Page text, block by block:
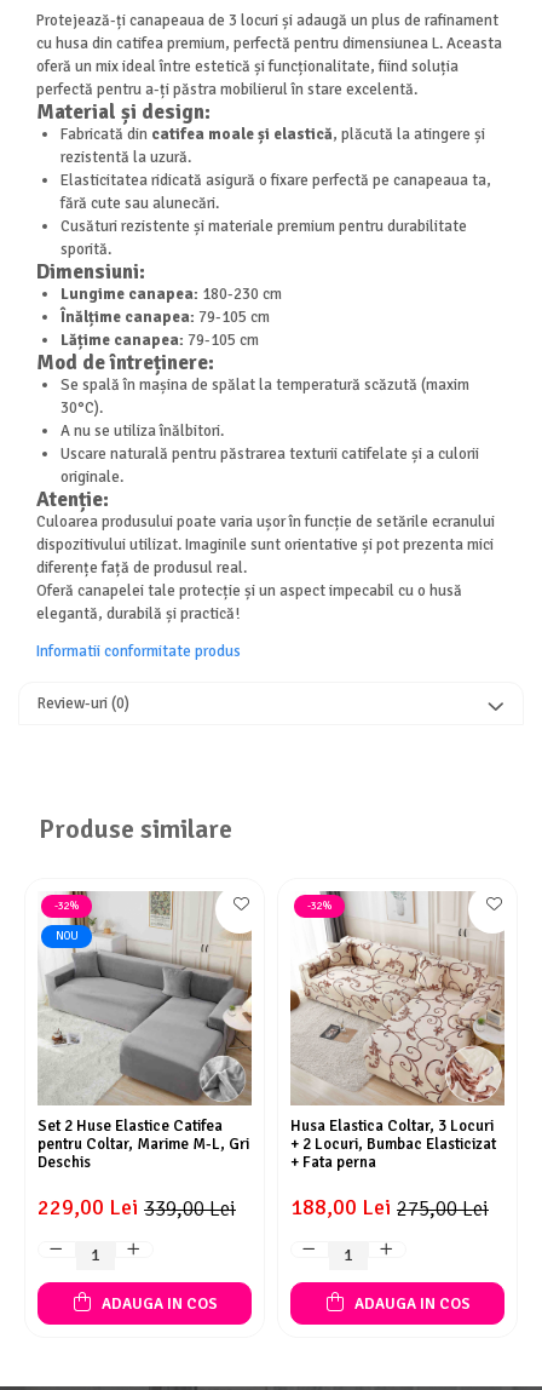
Protejează-ți canapeaua de 3 locuri și adaugă un plus de rafinament
cu husa din catifea premium, perfectă pentru dimensiunea L. Aceasta
oferă un mix ideal între estetică și funcționalitate, fiind soluția
perfectă pentru a-ți păstra mobilierul în stare excelentă.
Material și design:
Fabricată din catifea moale și elastică, plăcută la atingere și
rezistentă la uzură.
Elasticitatea ridicată asigură o fixare perfectă pe canapeaua ta,
fără cute sau alunecări.
Cusături rezistente și materiale premium pentru durabilitate
sporită.
Dimensiuni:
Lungime canapea: 180-230 cm
Înălțime canapea: 79-105 cm
Lățime canapea: 79-105 cm
Mod de întreținere:
Se spală în mașina de spălat la temperatură scăzută (maxim
30°C).
A nu se utiliza înălbitori.
Uscare naturală pentru păstrarea texturii catifelate și a culorii
originale.
Atenție:
Culoarea produsului poate varia ușor în funcție de setările ecranului
dispozitivului utilizat. Imaginile sunt orientative și pot prezenta mici
diferențe față de produsul real.
Oferă canapelei tale protecție și un aspect impecabil cu o husă
elegantă, durabilă și practică!
Informatii conformitate produs
Review-uri(0)
Produse similare
-32%
NOU
Set 2 Huse Elastice Catifea
pentru Coltar, Marime M-L, Gri
Deschis
339,00 Lei
229,00 Lei
ADAUGA IN COS
-32%
Husa Elastica Coltar, 3 Locuri
+ 2 Locuri, Bumbac Elasticizat
+ Fata perna
275,00 Lei
188,00 Lei
ADAUGA IN COS